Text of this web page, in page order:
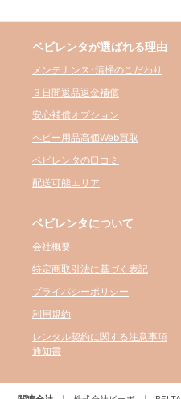
ベビレンタが選ばれる理由
メンテナンス･清掃のこだわり
３日間返品返金補償
安心補償オプション
ベビー用品高価Web買取
ベビレンタの口コミ
配送可能エリア
ベビレンタについて
会社概要
特定商取引法に基づく表記
プライバシーポリシー
利用規約
レンタル契約に関する注意事項
通知書